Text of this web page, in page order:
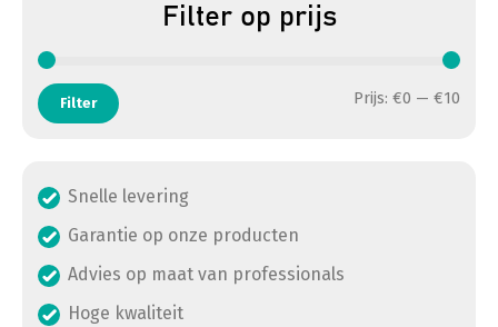
Filter op prijs
Filter Prijs: €0 — €10
Snelle levering
Garantie op onze producten
Advies op maat van professionals
Hoge kwaliteit